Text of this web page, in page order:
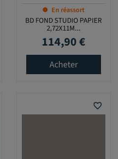
En réassort
BD FOND STUDIO PAPIER
2,72X11M...
Prix
114,90 €
Acheter
favorite_border